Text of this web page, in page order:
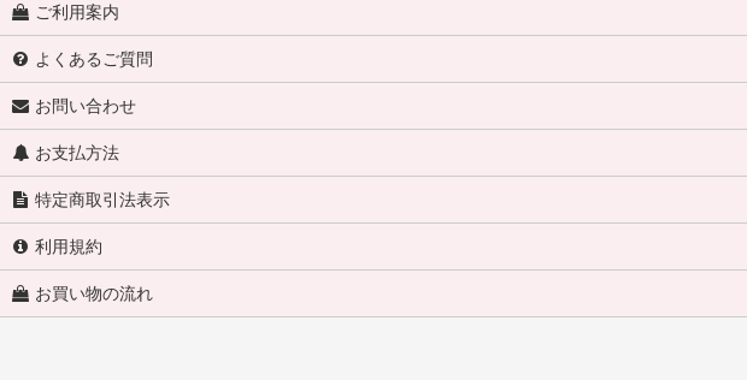
ご利用案内
よくあるご質問
お問い合わせ
お支払方法
特定商取引法表示
利用規約
お買い物の流れ